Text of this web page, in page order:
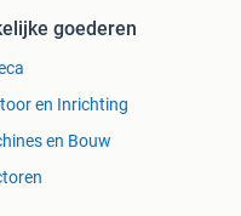
goederen
en Inrichting
en Bouw